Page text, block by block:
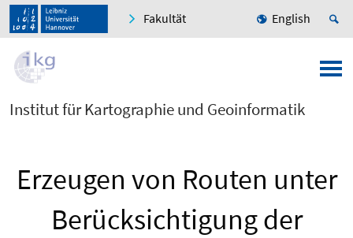
Fakultät English
Institut für Kartographie und Geoinformatik
Erzeugen von Routen unter
Berücksichtigung der